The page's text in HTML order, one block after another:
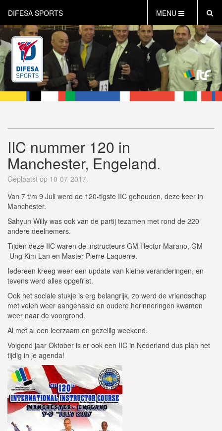
DIFESA SPORTS MENU
HOME
AKTUEEL
OVER DIFESA SPORTS
TAEKWON-DO
OPEN DUTCH
WEBSHOP
IIC nummer 120 in
Manchester, Engeland.
Geplaatst op 10-07-2017.
Van 7 t/m 9 Juli werd de 120-tigste IIC gehouden, deze keer in
Manchester.
Sahyun Willy was ook van de partij tezamen met rond de 220
andere deelnemers.
Tijden deze IIC waren de instructeurs GM Hector Marano, GM
Ung Kim Lan en Master Pierre Laquerre.
Iedereen kreeg weer een update van kleine veranderingen, en
tevens werd alles opgefrist.
Ook het sociale stukje is erg belangrijk, zo werd de vriendschap
met velen weer aangehaald en oudere herinneringen kwamen
weer naar de voorgrond.
Al met al een leerzaam en gezellig weekend.
Volgend jaar Oktober is er ook een IIC in Nederland dus plan het
tijdig in je agenda!